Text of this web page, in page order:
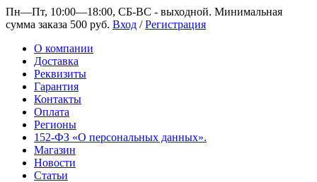
Пн—Пт, 10:00—18:00, СБ-ВС - выходной. Минимальная
сумма заказа 500 руб. Вход /Регистрация
О компании
Доставка
Реквизиты
Гарантия
Контакты
Оплата
Регионы
152-ФЗ «О персональных данных».
Магазин
Новости
Статьи